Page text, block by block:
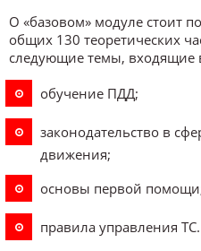
О «базовом» модуле стоит
общих 130 теоретических
следующие темы, входящие
обучение ПДД;
законодательство в
движения;
основы первой
правила управления ТС.